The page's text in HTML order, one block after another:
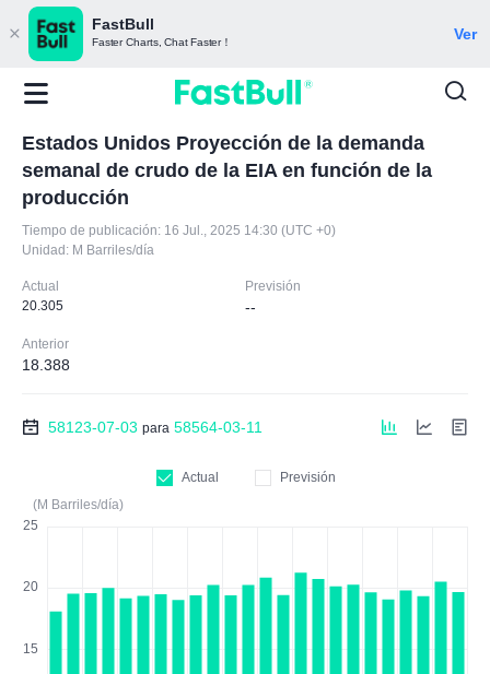
FastBull
Faster Charts, Chat Faster！ Ver
Estados Unidos Proyección de la demanda
semanal de crudo de la EIA en función de la
producción
Tiempo de publicación: 16 Jul., 2025 14:30 (UTC +0)
Unidad: M Barriles/día
Actual
20.305
Previsión
--
Anterior
18.388
58123-07-03 para 58564-03-11
Actual
Previsión
(M Barriles/día)